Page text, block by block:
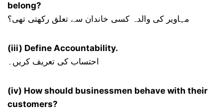
belong?
مہاویر کی والدہ کسی خاندان سے تعلق رکھتی تھی؟
(iii) Define Accountability.
احتساب کی تعریف کریں۔
(iv) How should businessmen behave with their
customers?